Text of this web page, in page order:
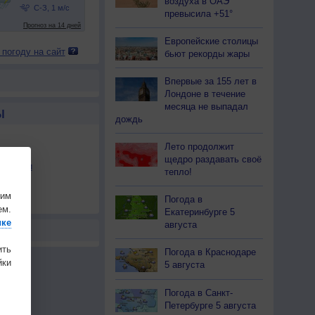
на сайт
превысила +51°
Европейские столицы
бьют рекорды жары
Впервые за 155 лет в
Лондоне в течение
месяца не выпадал
дождь
Лето продолжит
щедро раздавать своё
тепло!
Погода в
Екатеринбурге 5
августа
Погода в Краснодаре
5 августа
Погода в Санкт-
Петербурге 5 августа